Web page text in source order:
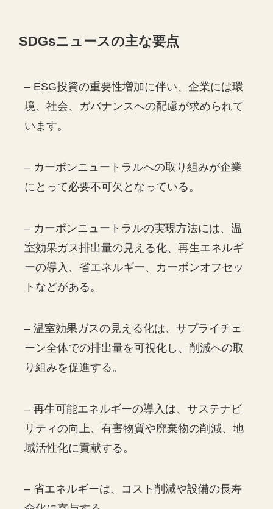
SDGsニュースの主な要点
– ESG投資の重要性増加に伴い、企業には環
境、社会、ガバナンスへの配慮が求められて
います。
– カーボンニュートラルへの取り組みが企業
にとって必要不可欠となっている。
– カーボンニュートラルの実現方法には、温
室効果ガス排出量の見える化、再生エネルギ
ーの導入、省エネルギー、カーボンオフセッ
トなどがある。
– 温室効果ガスの見える化は、サプライチェ
ーン全体での排出量を可視化し、削減への取
り組みを促進する。
– 再生可能エネルギーの導入は、サステナビ
リティの向上、有害物質や廃棄物の削減、地
域活性化に貢献する。
– 省エネルギーは、コスト削減や設備の長寿